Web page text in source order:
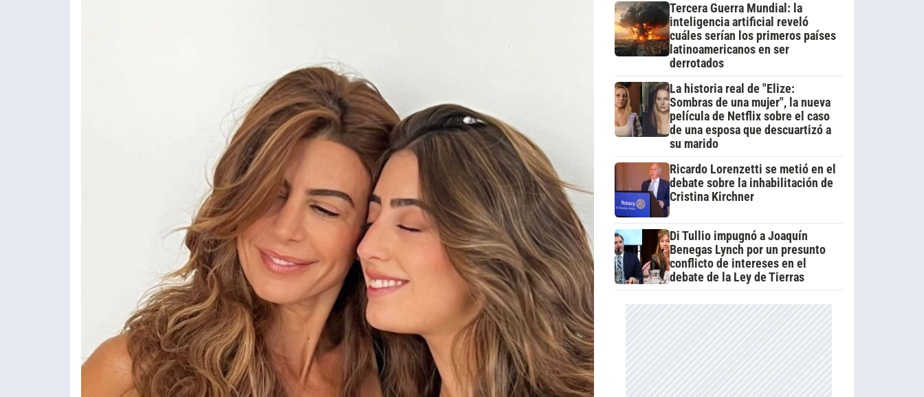
Tercera Guerra Mundial: la
inteligencia artificial reveló
cuáles serían los primeros países
latinoamericanos en ser
derrotados
La historia real de "Elize:
Sombras de una mujer", la nueva
película de Netflix sobre el caso
de una esposa que descuartizó a
su marido
Ricardo Lorenzetti se metió en el
debate sobre la inhabilitación de
Cristina Kirchner
Di Tullio impugnó a Joaquín
Benegas Lynch por un presunto
conflicto de intereses en el
debate de la Ley de Tierras